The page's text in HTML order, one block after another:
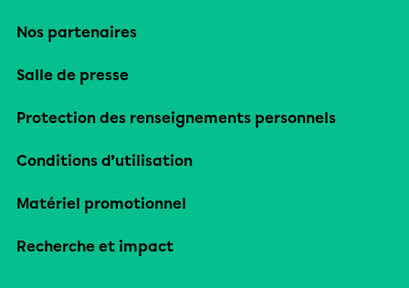
Nos partenaires
Salle de presse
Protection des renseignements personnels
Conditions d’utilisation
Matériel promotionnel
Recherche et impact